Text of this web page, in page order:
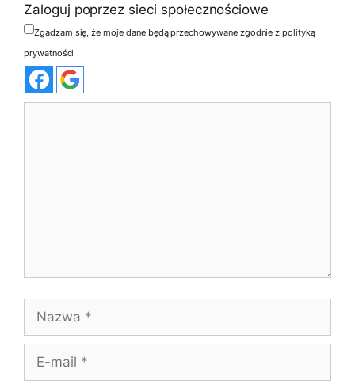
Zaloguj poprzez sieci społecznościowe
Zgadzam się, że moje dane będą przechowywane zgodnie z polityką
prywatności
mail